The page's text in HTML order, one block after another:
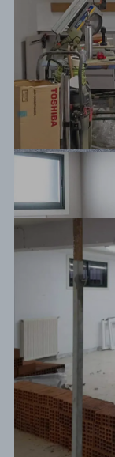
Antes / Después